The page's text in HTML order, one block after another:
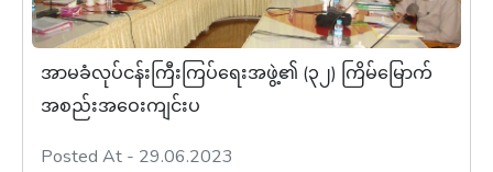
အာမခံလုပ်ငန်းကြီးကြပ်ရေးအဖွဲ့၏ (၃၂) ကြိမ်မြောက်
အစည်းအဝေးကျင်းပ
Posted At - 29.06.2023